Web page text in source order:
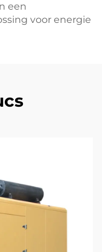
een
voor energie